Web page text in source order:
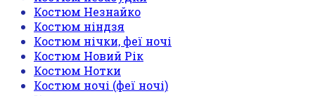
Костюм Незнайко
Костюм ніндзя
Костюм нічки, феї ночі
Костюм Новий Рік
Костюм Нотки
Костюм ночі (феї ночі)